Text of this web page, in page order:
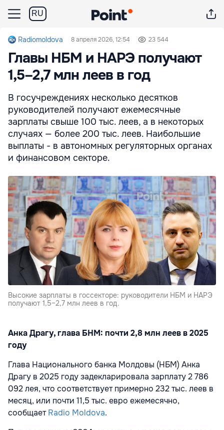
RU
Radiomoldova 8 апреля 2026, 12:54 23 544
Главы НБМ и НАРЭ получают
1,5–2,7 млн леев в год
В госучреждениях несколько десятков
руководителей получают ежемесячные
зарплаты свыше 100 тыс. леев, а в некоторых
случаях — более 200 тыс. леев. Наибольшие
выплаты - в автономных регуляторных органах
и финансовом секторе.
Высокие зарплаты в госсекторе: руководители НБМ и НАРЭ
получают 1,5–2,7 млн леев в год.
Анка Драгу, глава БНМ: почти 2,8 млн леев в 2025
году
Глава Национального банка Молдовы (НБМ) Анка
Драгу в 2025 году задекларировала зарплату 2 786
092 лея, что соответствует примерно 232 тыс. леев в
месяц, или почти 11,5 тыс. евро ежемесячно,
сообщаетRadio Moldova.